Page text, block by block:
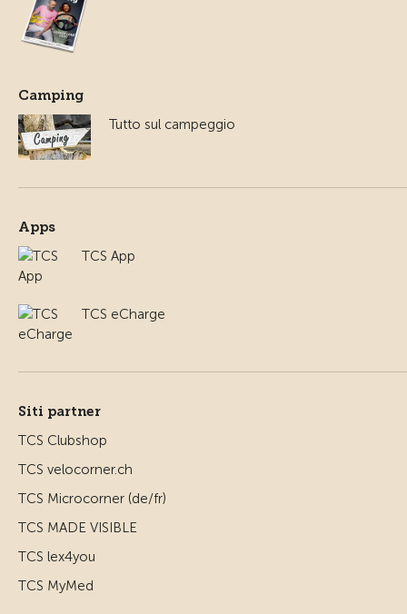
Camping
Tutto sul campeggio
Apps
TCS App
TCS eCharge
Siti partner
TCS Clubshop
TCS velocorner.ch
TCS Microcorner (de/fr)
TCS MADE VISIBLE
TCS lex4you
TCS MyMed